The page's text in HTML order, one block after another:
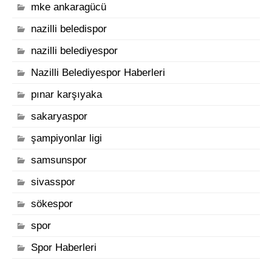
mke ankaragücü
nazilli beledispor
nazilli belediyespor
Nazilli Belediyespor Haberleri
pınar karşıyaka
sakaryaspor
şampiyonlar ligi
samsunspor
sivasspor
sökespor
spor
Spor Haberleri